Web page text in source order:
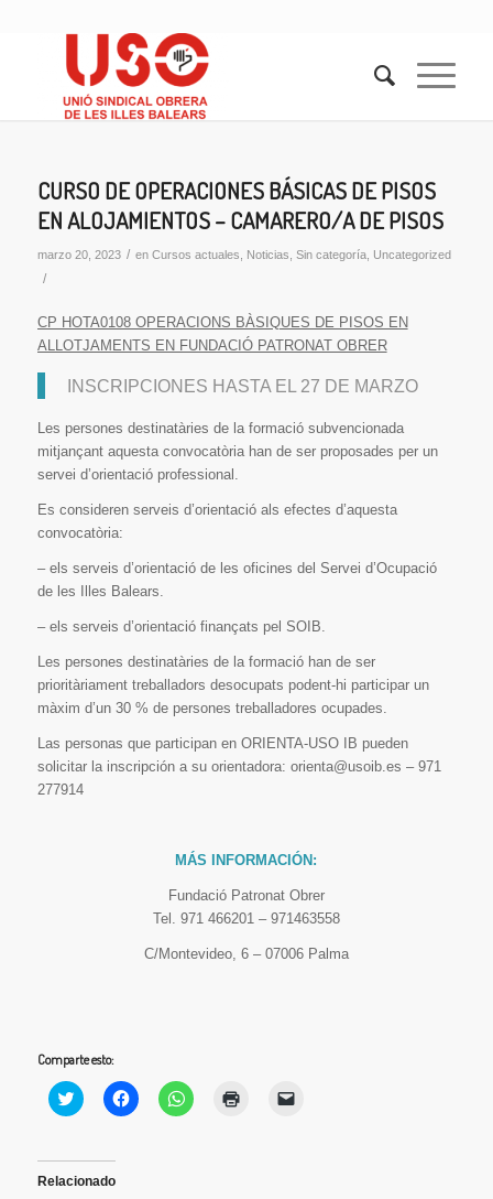
CURSO DE OPERACIONES BÁSICAS DE PISOS
EN ALOJAMIENTOS – CAMARERO/A DE PISOS
marzo 20, 2023 / en Cursos actuales Noticias Sin categoría, Uncategorized
/
CP HOTA0108 OPERACIONS BÀSIQUES DE PISOS EN
ALLOTJAMENTS EN FUNDACIÓ PATRONAT OBRER
INSCRIPCIONES HASTA EL 27 DE MARZO
Les persones destinatàries de la formació subvencionada
mitjançant aquesta convocatòria han de ser proposades per un
servei d’orientació professional.
Es consideren serveis d’orientació als efectes d’aquesta
convocatòria:
– els serveis d’orientació de les oficines del Servei d’Ocupació
de les Illes Balears.
– els serveis d’orientació finançats pel SOIB.
Les persones destinatàries de la formació han de ser
prioritàriament treballadors desocupats podent-hi participar un
màxim d’un 30 % de persones treballadores ocupades.
Las personas que participan en ORIENTA-USO IB pueden
solicitar la inscripción a su orientadora: orienta@usoib.es – 971
277914
MÁS INFORMACIÓN:
Fundació Patronat Obrer
Tel. 971 466201 – 971463558
C/Montevideo, 6 – 07006 Palma
Comparte esto:
Haz
clic
Twitter
(Se
Haz
clic
Haz
clic
Relacionado